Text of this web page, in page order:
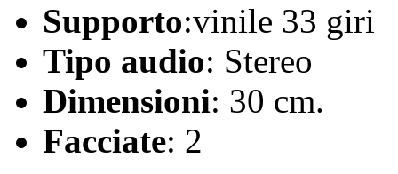
Supporto:vinile 33 giri
Tipo audio: Stereo
Dimensioni: 30 cm.
Facciate: 2